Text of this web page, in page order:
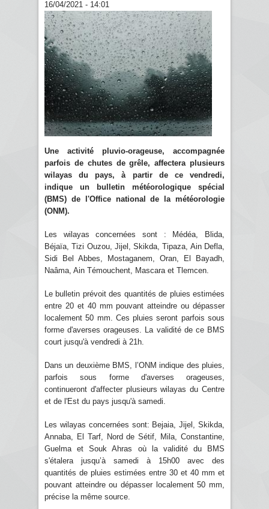
16/04/2021 - 14:01
Une activité pluvio-orageuse, accompagnée
parfois de chutes de grêle, affectera plusieurs
wilayas du pays, à partir de ce vendredi,
indique un bulletin météorologique spécial
(BMS) de l'Office national de la météorologie
(ONM).
Les wilayas concernées sont : Médéa, Blida,
Béjaïa, Tizi Ouzou, Jijel, Skikda, Tipaza, Ain Defla,
Sidi Bel Abbes, Mostaganem, Oran, El Bayadh,
Naâma, Ain Témouchent, Mascara et Tlemcen.
Le bulletin prévoit des quantités de pluies estimées
entre 20 et 40 mm pouvant atteindre ou dépasser
localement 50 mm. Ces pluies seront parfois sous
forme d'averses orageuses. La validité de ce BMS
court jusqu'à vendredi à 21h.
Dans un deuxième BMS, l’ONM indique des pluies,
parfois sous forme d'averses orageuses,
continueront d'affecter plusieurs wilayas du Centre
et de l'Est du pays jusqu'à samedi.
Les wilayas concernées sont: Bejaia, Jijel, Skikda,
Annaba, El Tarf, Nord de Sétif, Mila, Constantine,
Guelma et Souk Ahras où la validité du BMS
s'étalera jusqu’à samedi à 15h00 avec des
quantités de pluies estimées entre 30 et 40 mm et
pouvant atteindre ou dépasser localement 50 mm,
précise la même source.